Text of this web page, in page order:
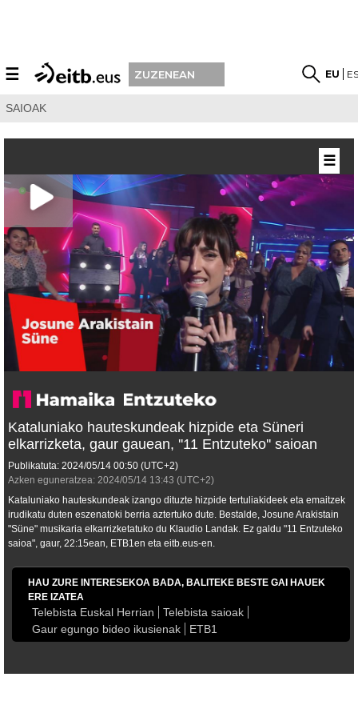
☰ ZUZENEAN EU
SAIOAK
Kataluniako hauteskundeak hizpide eta Süneri
elkarrizketa, gaur gauean, ''11 Entzuteko'' saioan
Publikatuta: 2024/05/14 00:50 (UTC+2)
Azken eguneratzea: 2024/05/14 13:43 (UTC+2)
Kataluniako hauteskundeak izango dituzte hizpide tertuliakideek eta emaitzek
irudikatu duten eszenatoki berria aztertuko dute. Bestalde, Josune Arakistain
"Süne" musikaria elkarrizketatuko du Klaudio Landak. Ez galdu "11 Entzuteko
saioa", gaur, 22:15ean, ETB1en eta eitb.eus-en.
HAU ZURE INTERESEKOA BADA, BALITEKE BESTE GAI HAUEK
ERE IZATEA
Telebista Euskal Herrian
Telebista saioak
Gaur egungo bideo ikusienak
ETB1
☰